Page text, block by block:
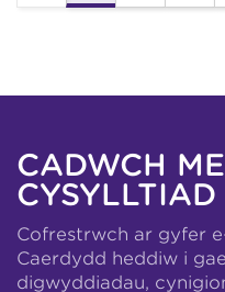
CADWCH
CYSYLLTIAD
Cofrestrwch ar gyfer
Caerdydd heddiw i
digwyddiadau,